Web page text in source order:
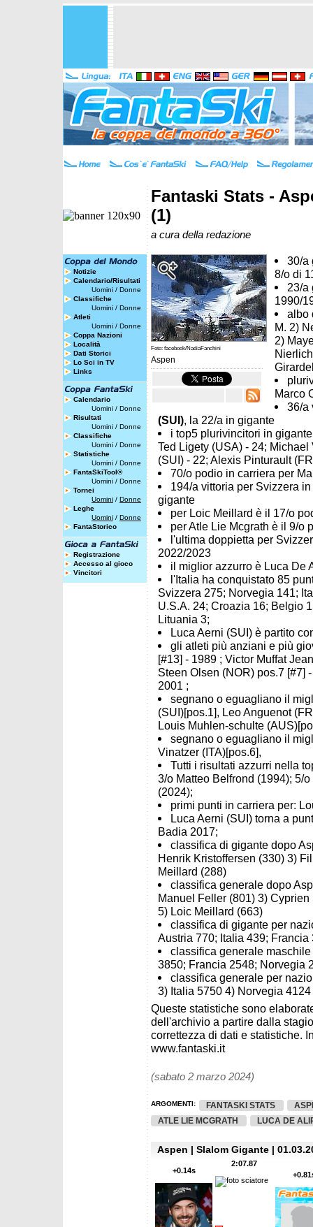
Notizie
Calendario/Risultati
Uomini / Donne
Classifiche
Uomini / Donne
Atleti
Uomini / Donne
Coppa Nazioni
Località
Dati Storici
Lo Sci in TV
Links
Calendario
Uomini / Donne
Risultati
Uomini / Donne
Classifiche
Uomini / Donne
Statistiche
Uomini / Donne
FantaSkiTool®
Uomini / Donne
Tornei
Uomini / Donne
Leghe
Uomini / Donne
FantaStorico
Registrazione
Accesso al gioco
Vincitori
Fantaski Stats -
(1)
a cura della redazione
Foto: facebook/NadiaFanchini
Aspen
30/a
8/o di
23/a
1990/
albo
M. 2)
2)
Marco
36/a
(SUI), la 22/a in gigante
i top5 plurivincitori in
Ted Ligety (USA) - 24;
(SUI) - 22; Alexis Pinturault
70/o podio in carriera per
194/a vittoria per Svizzera
gigante
per Loic Meillard è il 17/o
per Atle Lie Mcgrath è il 9/o
l'ultima doppietta per
2022/2023
il miglior azzurro è Luca De
l'Italia ha conquistato 85
Svizzera 275; Norvegia 141;
U.S.A. 24; Croazia 16; Belgio
Lituania 3;
Luca Aerni (SUI) è partito
gli atleti più anziani e più
[#13] - 1989 ; Victor Muffat
Steen Olsen (NOR) pos.7 [#7]
2001 ;
segnano o eguagliano il
(SUI)[pos.1], Leo Anguenot
Louis Muhlen-schulte
segnano o eguagliano il
Vinatzer (ITA)[pos.6],
Tutti i risultati azzurri nella
3/o Matteo Belfrond (1994); 5/
(2024);
primi punti in carriera per:
Luca Aerni (SUI) torna a
Badia 2017;
classifica di gigante dopo
Henrik Kristoffersen (330) 3)
Meillard (288)
classifica generale dopo
Manuel Feller (801) 3)
5) Loic Meillard (663)
classifica di gigante per
Austria 770; Italia 439; Francia
classifica generale
3850; Francia 2548; Norvegia
classifica generale per
3) Italia 5750 4) Norvegia
Queste statistiche sono
dell'archivio a partire dalla
correttezza di dati e statistiche.
www.fantaski.it
(sabato 2 marzo 2024)
ARGOMENTI: FANTASKI STATS
ATLE LIE MCGRATH
LUCA DE
Aspen | Slalom Gigante |
2:07.87
+0.14s